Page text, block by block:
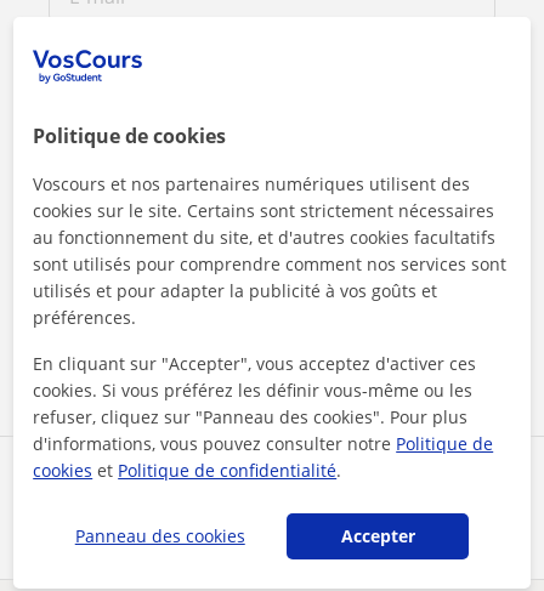
Partagez ce professeur
En cliquant sur l'un des deux boutons, vous acceptez nos
mentions légales
et de confidentialité
Contacter maintenant
Politique de cookies
Voscours et nos partenaires numériques utilisent des
cookies sur le site. Certains sont strictement nécessaires
au fonctionnement du site, et d'autres cookies facultatifs
sont utilisés pour comprendre comment nos services sont
utilisés et pour adapter la publicité à vos goûts et
préférences.
En cliquant sur "Accepter", vous acceptez d'activer ces
cookies. Si vous préférez les définir vous-même ou les
refuser, cliquez sur "Panneau des cookies". Pour plus
d'informations, vous pouvez consulter notre Politique de
cookies et Politique de confidentialité.
Panneau des cookies Accepter